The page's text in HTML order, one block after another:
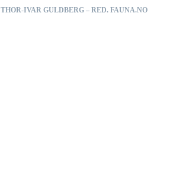
THOR-IVAR GULDBERG – RED. FAUNA.NO